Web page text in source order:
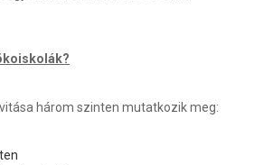
három szinten mutatkozik meg: